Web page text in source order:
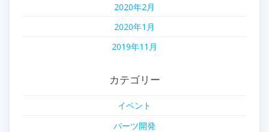
2020年2月
2020年1月
2019年11月
カテゴリー
イベント
パーツ開発